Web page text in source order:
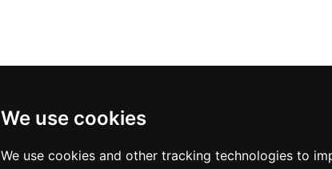
We use cookies
We use cookies and other tracking technologies to